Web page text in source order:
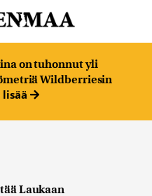
on tuhonnut yli
Wildberriesin
lisää
Laukaan